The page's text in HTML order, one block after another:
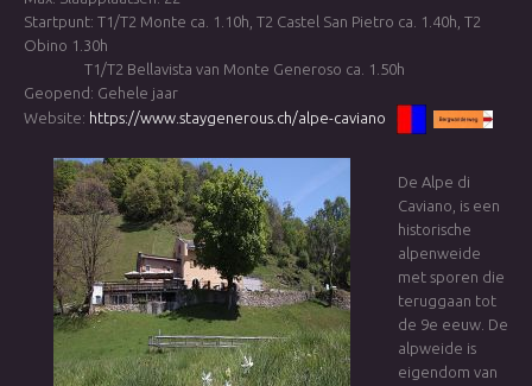
Startpunt: T1/T2 Monte ca. 1.10h, T2 Castel San Pietro ca. 1.40h, T2
Obino 1.30h
T1/T2 Bellavista van Monte Generoso ca. 1.50h
Geopend: Gehele jaar
Website: https://www.staygenerous.ch/alpe-caviano
De Alpe di
Caviano, is een
historische
alpenweide
met sporen die
teruggaan tot
de 9e eeuw. De
alpweide is
eigendom van